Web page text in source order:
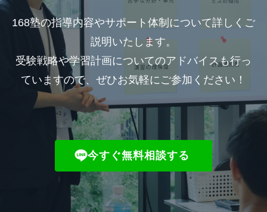
168塾の指導内容やサポート体制について詳しくご
説明いたします。
受験戦略や学習計画についてのアドバイスも行っ
ていますので、ぜひお気軽にご参加ください！
今すぐ無料相談する